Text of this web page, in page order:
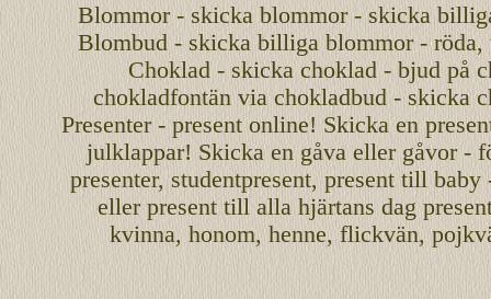
Blommor - skicka blommor - skicka
Blombud - skicka billiga blommor -
Choklad - skicka choklad - bjud på
chokladfontän via chokladbud - skicka
Presenter - present online! Skicka en
julklappar! Skicka en gåva eller gåvor -
presenter, studentpresent, present till
eller present till alla hjärtans dag
kvinna, honom, henne, flickvän,